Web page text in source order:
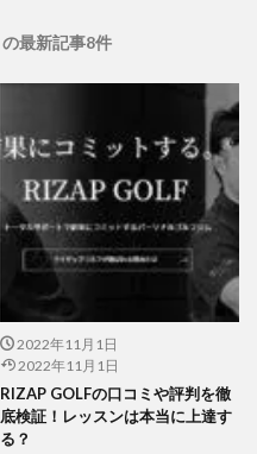
の最新記事8件
2022年11月1日
2022年11月1日
RIZAP GOLFの口コミや評判を徹
底検証！レッスンは本当に上達す
る？